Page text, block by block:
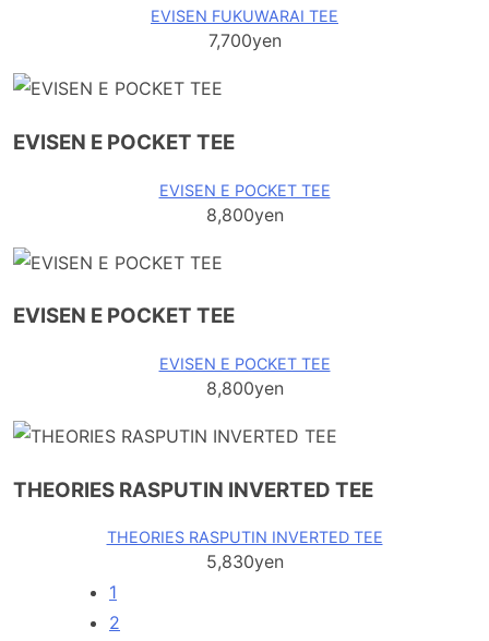
EVISEN FUKUWARAI TEE
7,700yen
EVISEN E POCKET TEE
EVISEN E POCKET TEE
8,800yen
EVISEN E POCKET TEE
EVISEN E POCKET TEE
8,800yen
THEORIES RASPUTIN INVERTED TEE
THEORIES RASPUTIN INVERTED TEE
5,830yen
1
2